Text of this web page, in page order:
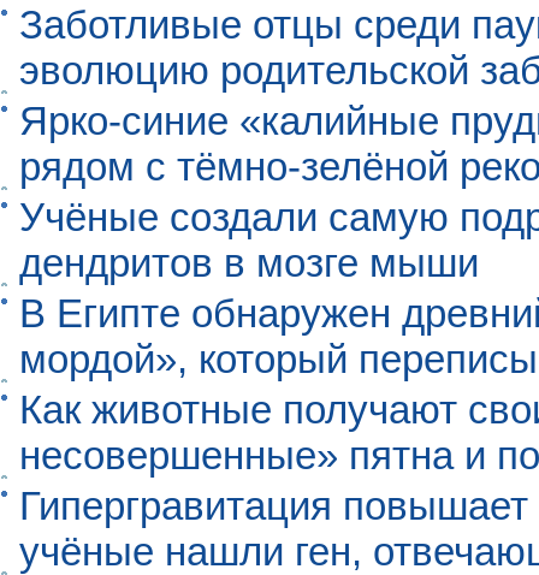
Заботливые отцы среди
эволюцию родительской
Ярко-синие «калийные
рядом с тёмно-зелёной
Учёные создали самую
дендритов в мозге мыши
В Египте обнаружен
мордой», который
Как животные получают
несовершенные» пятна и
Гипергравитация
учёные нашли ген,